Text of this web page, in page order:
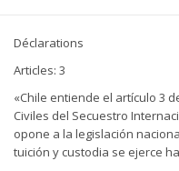
Déclarations
Articles: 3
«Chile entiende el artículo 3
Civiles del Secuestro
opone a la legislación
tuición y custodia se ejerce